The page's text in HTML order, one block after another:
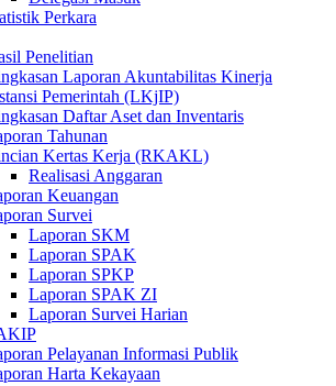
Perkara
Penelitian
Laporan Akuntabilitas Kinerja
Pemerintah (LKjIP)
Daftar Aset dan Inventaris
Tahunan
Kertas Kerja (RKAKL)
Realisasi Anggaran
Keuangan
Survei
Laporan SKM
Laporan SPAK
Laporan SPKP
Laporan SPAK ZI
Laporan Survei Harian
Pelayanan Informasi Publik
Harta Kekayaan